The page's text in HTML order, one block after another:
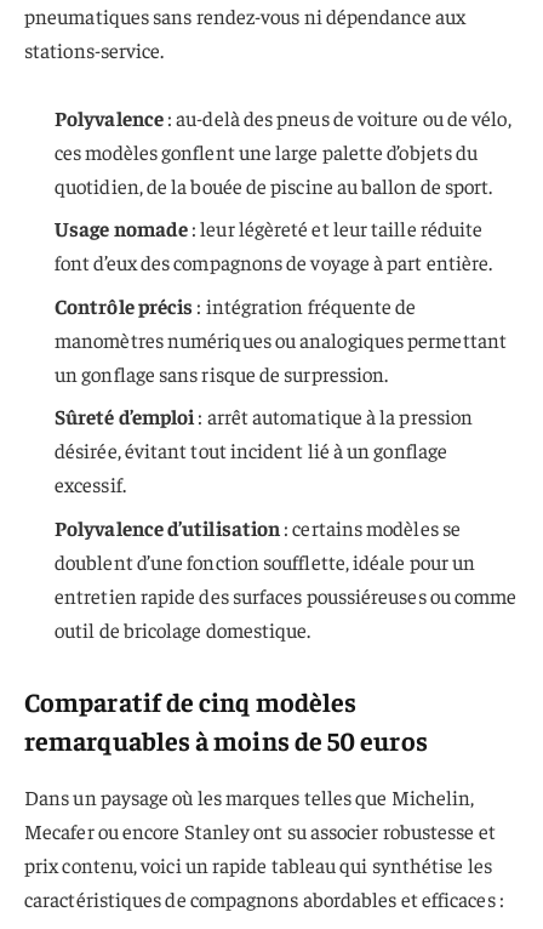
pneumatiques sans rendez-vous ni dépendance aux
stations-service.
Polyvalence: au-delà des pneus de voiture ou de vélo,
ces modèles gonflent une large palette d’objets du
quotidien, de la bouée de piscine au ballon de sport.
Usage nomade: leur légèreté et leur taille réduite
font d’eux des compagnons de voyage à part entière.
Contrôle précis : intégration fréquente de
manomètres numériques ou analogiques permettant
un gonflage sans risque de surpression.
Sûreté d’emploi : arrêt automatique à la pression
désirée, évitant tout incident lié à un gonflage
excessif.
Polyvalence d’utilisation : certains modèles se
doublent d’une fonction soufflette, idéale pour un
entretien rapide des surfaces poussiéreuses ou comme
outil de bricolage domestique.
Comparatif de cinq modèles
remarquables à moins de 50 euros
Dans un paysage où les marques telles que Michelin,
Mecafer ou encore Stanley ont su associer robustesse et
prix contenu, voici un rapide tableau qui synthétise les
caractéristiques de compagnons abordables et efficaces :